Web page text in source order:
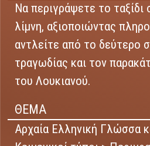
Να περιγράψετε το ταξίδι
λίμνη, αξιοποιώντας
αντλείτε από το δεύτερο
τραγωδίας και τον
του Λουκιανού.
ΘΕΜΑ
Αρχαία Ελληνική Γλώσσα